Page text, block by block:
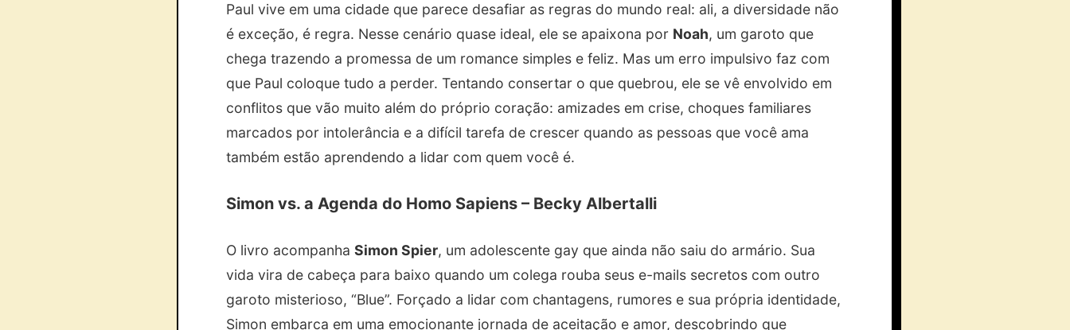
Paul vive em uma cidade que parece desafiar as regras do mundo real: ali, a diversidade não
é exceção, é regra. Nesse cenário quase ideal, ele se apaixona por Noah, um garoto que
chega trazendo a promessa de um romance simples e feliz. Mas um erro impulsivo faz com
que Paul coloque tudo a perder. Tentando consertar o que quebrou, ele se vê envolvido em
conflitos que vão muito além do próprio coração: amizades em crise, choques familiares
marcados por intolerância e a difícil tarefa de crescer quando as pessoas que você ama
também estão aprendendo a lidar com quem você é.
Simon vs. a Agenda do Homo Sapiens – Becky Albertalli
O livro acompanha Simon Spier, um adolescente gay que ainda não saiu do armário. Sua
vida vira de cabeça para baixo quando um colega rouba seus e-mails secretos com outro
garoto misterioso, “Blue”. Forçado a lidar com chantagens, rumores e sua própria identidade,
Simon embarca em uma emocionante jornada de aceitação e amor, descobrindo que